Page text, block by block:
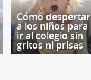
Cómo despertar
a los niños para
ir al colegio sin
gritos ni prisas